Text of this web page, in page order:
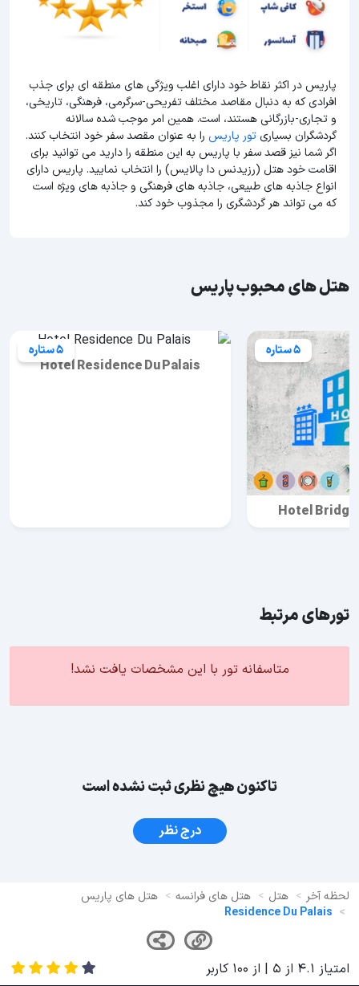
پاریس در اکثر نقاط خود دارای اغلب ویژگی های منطقه ای برای جذب
افرادی که به دنبال مقاصد مختلف تفریحی-سرگرمی، فرهنگی، تاریخی،
و تجاری-بازرگانی هستند، است. همین امر موجب شده سالانه
گردشگران بسیاریتور پاریس را به عنوان مقصد سفر خود انتخاب کنند.
اگر شما نیز قصد سفر با پاریس به این منطقه را دارید می توانید برای
اقامت خود هتل (رزیدنس دا پالایس) را انتخاب نمایید. پاریس دارای
انواع جاذبه های طبیعی، جاذبه های فرهنگی و جاذبه های ویژه است
که می تواند هر گردشگری را مجذوب خود کند.
هتل های محبوب پاریس
5 ستاره
Hotel
5 ستاره
Hotel Residence Du Palais
تورهای مرتبط
متاسفانه تور با این مشخصات یافت نشد!
تاکنون هیچ نظری ثبت نشده است
درج نظر
لحظه آخر هتل هتل های فرانسه
هتل های پاریس
Residence Du Palais
امتیاز 4.1 از 5 | از 100 کاربر